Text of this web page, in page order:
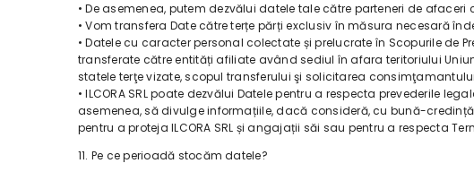
• De asemenea, putem dezvălui datele tale către parteneri de
• Vom transfera Date către terțe părți exclusiv în măsura necesară
• Datele cu caracter personal colectate și prelucrate în Scopurile de
transferate către entități afiliate având sediul în afara teritoriului
statele terţe vizate, scopul transferului şi solicitarea
• ILCORA SRL poate dezvălui Datele pentru a respecta prevederile
asemenea, să divulge informațiile, dacă consideră, cu bună-
pentru a proteja ILCORA SRL și angajații săi sau pentru a respecta
11. Pe ce perioadă stocăm datele?